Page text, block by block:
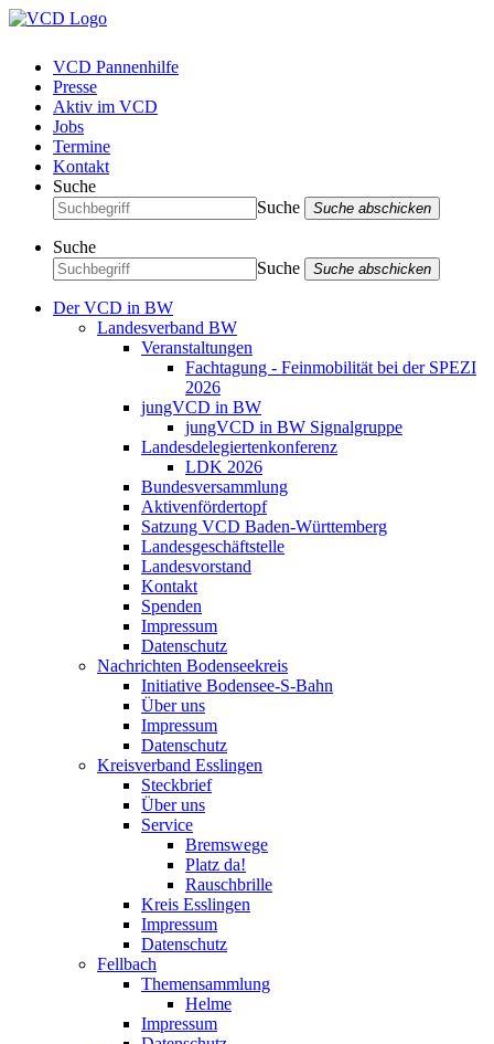
VCD Pannenhilfe
Presse
Aktiv im VCD
Jobs
Termine
Kontakt
Suche
Suche
Suche abschicken
Suche
Suche
Suche abschicken
Der VCD in BW
Landesverband BW
Veranstaltungen
Fachtagung - Feinmobilität bei der SPEZI
2026
jungVCD in BW
jungVCD in BW Signalgruppe
Landesdelegiertenkonferenz
LDK 2026
Bundesversammlung
Aktivenfördertopf
Satzung VCD Baden-Württemberg
Landesgeschäftstelle
Landesvorstand
Kontakt
Spenden
Impressum
Datenschutz
Nachrichten Bodenseekreis
Initiative Bodensee-S-Bahn
Über uns
Impressum
Datenschutz
Kreisverband Esslingen
Steckbrief
Über uns
Service
Bremswege
Platz da!
Rauschbrille
Kreis Esslingen
Impressum
Datenschutz
Fellbach
Themensammlung
Helme
Impressum